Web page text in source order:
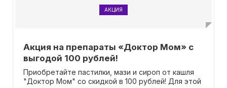
АКЦИЯ
Акция на препараты «Доктор Мом» с
выгодой 100 рублей!
Приобретайте пастилки, мази и сироп от кашля
"Доктор Мом" со скидкой в 100 рублей! Для этой